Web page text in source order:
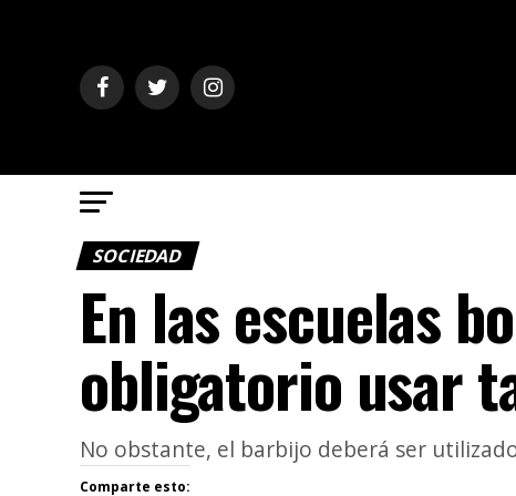
SOCIEDAD
En las escuelas
obligatorio usar
No obstante, el barbijo deberá ser
Comparte esto: